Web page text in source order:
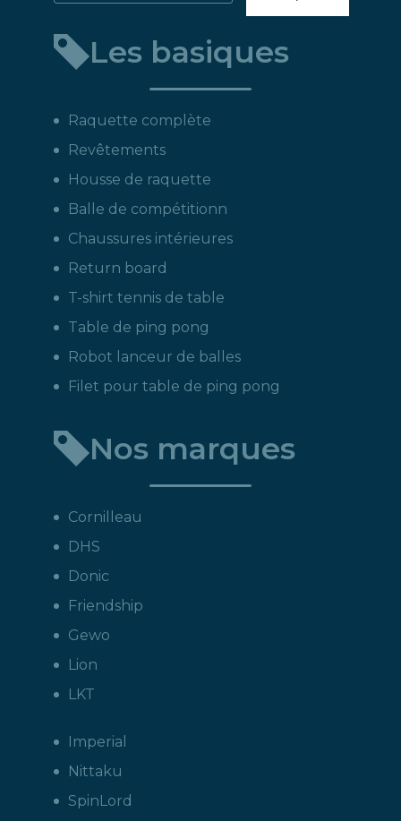
produit
:
Les basiques
Raquette complète
Revêtements
Housse de raquette
Balle de compétitionn
Chaussures intérieures
Return board
T-shirt tennis de table
Table de ping pong
Robot lanceur de balles
Filet pour table de ping pong
Nos marques
Cornilleau
DHS
Donic
Friendship
Gewo
Lion
LKT
Imperial
Nittaku
SpinLord